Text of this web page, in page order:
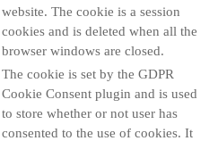
website. The cookie is a session
cookies and is deleted when all the
browser windows are closed.
The cookie is set by the GDPR
Cookie Consent plugin and is used
to store whether or not user has
consented to the use of cookies. It